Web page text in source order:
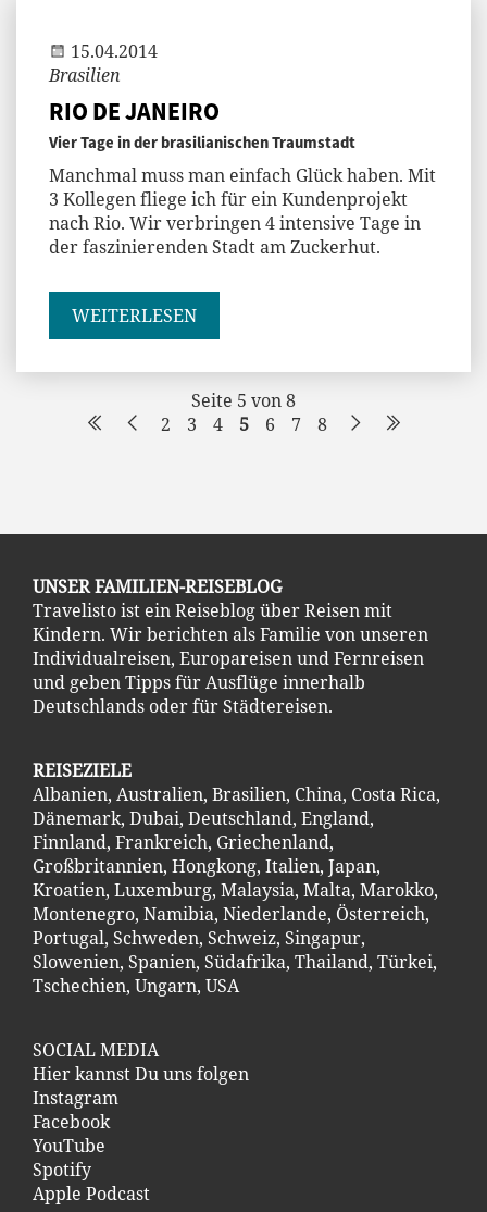
15.04.2014
Brasilien
RIO DE JANEIRO
Vier Tage in der brasilianischen Traumstadt
Manchmal muss man einfach Glück haben. Mit
3 Kollegen fliege ich für ein Kundenprojekt
nach Rio. Wir verbringen 4 intensive Tage in
der faszinierenden Stadt am Zuckerhut.
WEITERLESEN
Seite 5 von 8
2
3 4 5 6 7 8
UNSER FAMILIEN-REISEBLOG
Travelisto ist ein Reiseblog über Reisen mit
Kindern. Wir berichten als Familie von unseren
Individualreisen, Europareisen und Fernreisen
und geben Tipps für Ausflüge innerhalb
Deutschlands oder für Städtereisen.
REISEZIELE
Albanien, Australien, Brasilien, China, Costa Rica,
Dänemark, Dubai, Deutschland, England,
Finnland, Frankreich, Griechenland,
Großbritannien, Hongkong, Italien, Japan,
Kroatien, Luxemburg, Malaysia, Malta, Marokko,
Montenegro, Namibia, Niederlande, Österreich,
Portugal, Schweden, Schweiz, Singapur,
Slowenien, Spanien, Südafrika, Thailand, Türkei,
Tschechien, Ungarn, USA
SOCIAL MEDIA
Hier kannst Du uns folgen
Instagram
Facebook
YouTube
Spotify
Apple Podcast